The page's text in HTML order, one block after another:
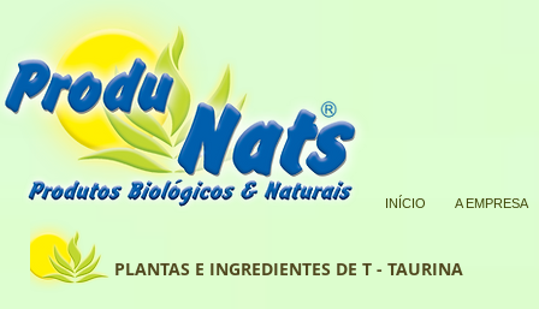
PLANTAS E INGREDIENTES DE T - TAURINA
INÍCIO A EMPRESA